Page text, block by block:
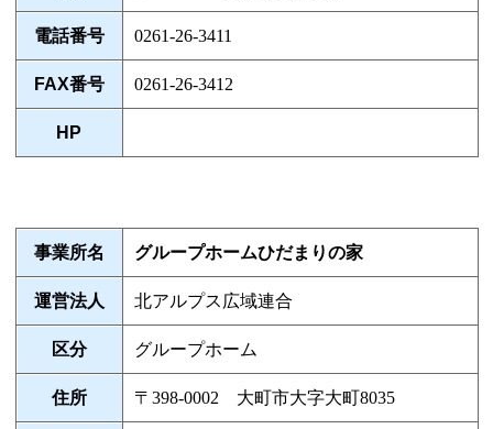
電話番号 0261-26-3411
FAX番号 0261-26-3412
HP
事業所名 グループホームひだまりの家
運営法人 北アルプス広域連合
区分 グループホーム
住所 〒398-0002 大町市大字大町8035